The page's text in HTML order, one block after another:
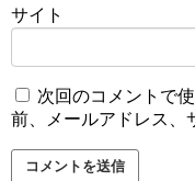
サイト
次回のコメントで
前、メールアドレス、